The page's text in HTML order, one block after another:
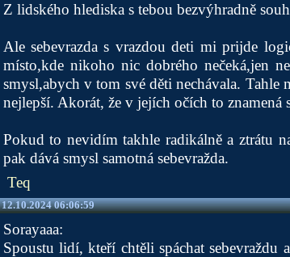
Z lidského hlediska s tebou bezvýhradně
Ale sebevrazda s vrazdou deti mi prijde
místo,kde nikoho nic dobrého nečeká,jen
smysl,abych v tom své děti nechávala. Tahle
nejlepší. Akorát, že v jejích očích to znamená
Pokud to nevidím takhle radikálně a ztrátu
pak dává smysl samotná sebevražda.
Teq
12.10.2024 06:06:59
Sorayaaa:
Spoustu lidí, kteří chtěli spáchat